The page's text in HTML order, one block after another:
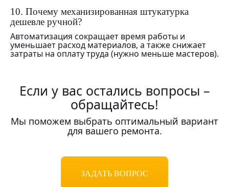
10. Почему механизированная штукатурка
дешевле ручной?
Автоматизация сокращает время работы и
уменьшает расход материалов, а также снижает
затраты на оплату труда (нужно меньше мастеров).
Если у вас остались вопросы –
обращайтесь!
Мы поможем выбрать оптимальный вариант
для вашего ремонта.
ЗАДАТЬ ВОПРОС